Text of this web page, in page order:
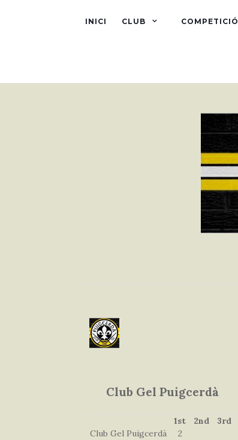
INICI CLUB COMPETICIÓ
Club Gel Puigcerdà
1st 2nd 3rd
Club Gel Puigcerdà
2